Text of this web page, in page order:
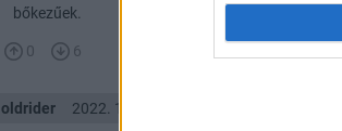
bőkezűek.
0 6
oldrider 2022. 12. 29. 19:21